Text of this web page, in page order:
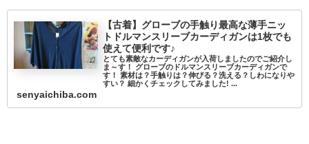
【古着】グローブの手触り最高な薄手ニッ
トドルマンスリーブカーディガンは1枚でも
使えて便利です♪
とても素敵なカーディガンが入荷しましたのでご紹介し
ま～す！ グローブのドルマンスリーブカーディガンで
す！ 素材は？手触りは？伸びる？洗える？しわになりや
すい？ 細かくチェックしてみました! ...
senyaichiba.com